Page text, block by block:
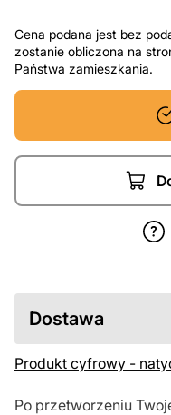
Cena podana jest bez
zostanie obliczona na
Państwa zamieszkania.
Dostawa
Produkt cyfrowy -
Po przetworzeniu